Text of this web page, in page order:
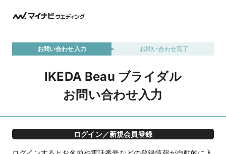
お問い合わせ入力 お問い合わせ完了
IKEDA Beau ブライダル
お問い合わせ入力
ログイン／新規会員登録